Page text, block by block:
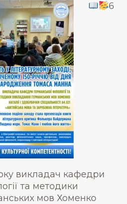
6
викладач кафедри
та методики
мов Хоменко